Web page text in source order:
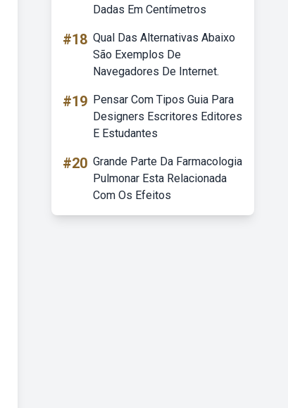
Dadas Em Centímetros
#18 Qual Das Alternativas Abaixo
São Exemplos De
Navegadores De Internet.
#19 Pensar Com Tipos Guia Para
Designers Escritores Editores
E Estudantes
#20 Grande Parte Da Farmacologia
Pulmonar Esta Relacionada
Com Os Efeitos